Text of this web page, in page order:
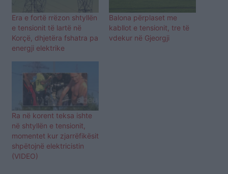
Era e fortë rrëzon shtyllën
e tensionit të lartë në
Korçë, dhjetëra fshatra pa
energji elektrike
Balona përplaset me
kabllot e tensionit, tre të
vdekur në Gjeorgji
Ra në korent teksa ishte
në shtyllën e tensionit,
momentet kur zjarrëfikësit
shpëtojnë elektricistin
(VIDEO)